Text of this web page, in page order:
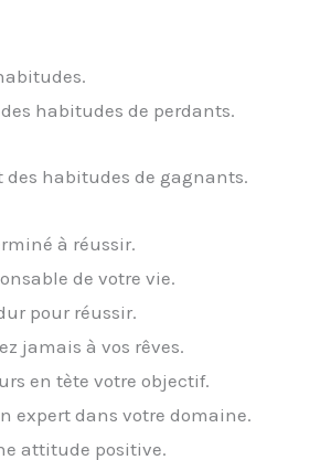
habitudes de perdants.
des habitudes de gagnants.
à réussir.
de votre vie.
pour réussir.
jamais à vos rêves.
en tète votre objectif.
expert dans votre domaine.
attitude positive.